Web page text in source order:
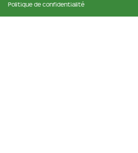
Politique de confidentialité